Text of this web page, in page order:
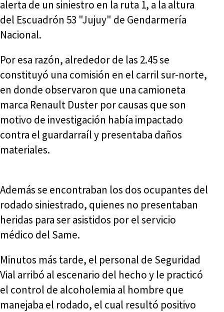
alerta de un siniestro en la ruta 1, a la altura
del Escuadrón 53 "Jujuy" de Gendarmería
Nacional.
Por esa razón, alrededor de las 2.45 se
constituyó una comisión en el carril sur-norte,
en donde observaron que una camioneta
marca Renault Duster por causas que son
motivo de investigación había impactado
contra el guardarraíl y presentaba daños
materiales.
Además se encontraban los dos ocupantes del
rodado siniestrado, quienes no presentaban
heridas para ser asistidos por el servicio
médico del Same.
Minutos más tarde, el personal de Seguridad
Vial arribó al escenario del hecho y le practicó
el control de alcoholemia al hombre que
manejaba el rodado, el cual resultó positivo